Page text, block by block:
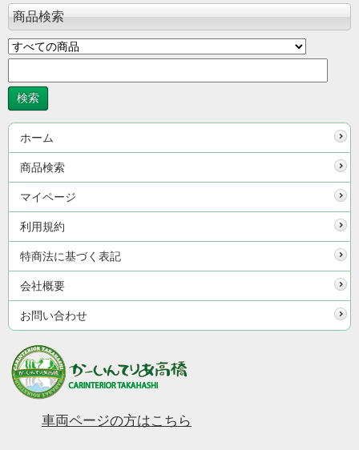
商品検索
ホーム
商品検索
マイページ
利用規約
特商法に基づく表記
会社概要
お問い合わせ
車両ページの方はこちら